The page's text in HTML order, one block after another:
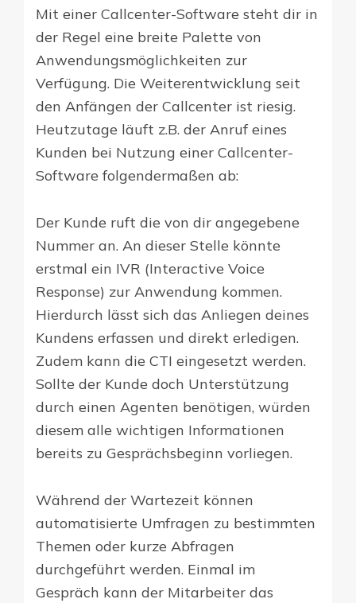
Mit einer Callcenter-Software steht dir in
der Regel eine breite Palette von
Anwendungsmöglichkeiten zur
Verfügung. Die Weiterentwicklung seit
den Anfängen der Callcenter ist riesig.
Heutzutage läuft z.B. der Anruf eines
Kunden bei Nutzung einer Callcenter-
Software folgendermaßen ab:
Der Kunde ruft die von dir angegebene
Nummer an. An dieser Stelle könnte
erstmal ein IVR (Interactive Voice
Response) zur Anwendung kommen.
Hierdurch lässt sich das Anliegen deines
Kundens erfassen und direkt erledigen.
Zudem kann die CTI eingesetzt werden.
Sollte der Kunde doch Unterstützung
durch einen Agenten benötigen, würden
diesem alle wichtigen Informationen
bereits zu Gesprächsbeginn vorliegen.
Während der Wartezeit können
automatisierte Umfragen zu bestimmten
Themen oder kurze Abfragen
durchgeführt werden. Einmal im
Gespräch kann der Mitarbeiter das